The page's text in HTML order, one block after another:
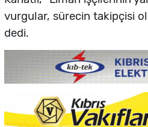
vurgular, sürecin takipçisi
dedi.